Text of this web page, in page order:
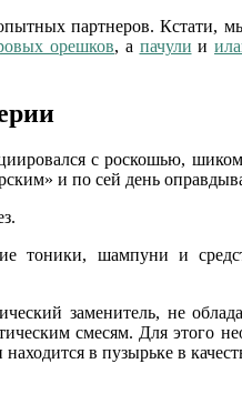
партнеров. Кстати,
орешков, а пачули и
с роскошью,
и по сей день
тоники, шампуни и
заменитель, не
смесям. Для этого
в пузырьке в